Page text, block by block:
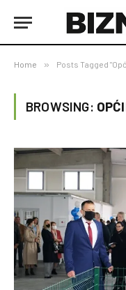
Home » Posts Tagged
BROWSING: